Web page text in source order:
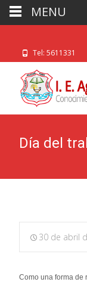
Tel: 5611331
Día del
30 de abril
Como una forma de
MENU